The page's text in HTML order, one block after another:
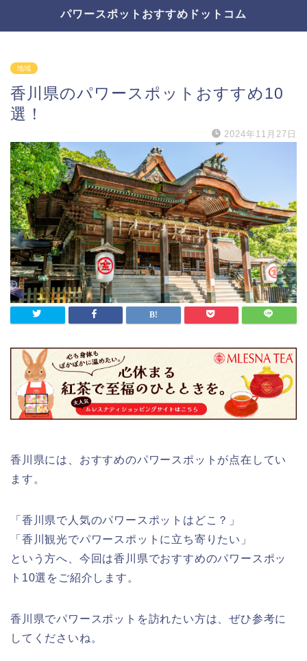
パワースポットおすすめドットコム
地域
香川県のパワースポットおすすめ10
選！
2024年11月27日
香川県には、おすすめのパワースポットが点在してい
ます。
「香川県で人気のパワースポットはどこ？」
「香川観光でパワースポットに立ち寄りたい」
という方へ、今回は香川県でおすすめのパワースポッ
ト10選をご紹介します。
香川県でパワースポットを訪れたい方は、ぜひ参考に
してくださいね。